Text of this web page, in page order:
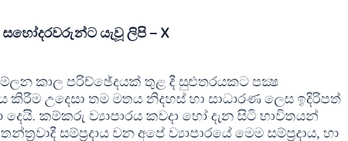
යැවූ ලිපි – X
කාල පරිච්ඡේදයක් තුළ දී සුළුතරයකට පක්‍ෂ
කිරීම උදෙසා තම මතය නිදහස් හා සාධාරණ ලෙස ඉදිරිපත්
කම්කරු ව්‍යාපාරය කවදා හෝ දැන සිටි භාවිතයන්
සම්ප්‍රදාය වන අපේ ව්‍යාපාරයේ මෙම සම්ප්‍රදාය, හා